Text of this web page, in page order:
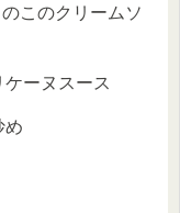
このクリームソ
ーヌスース
め